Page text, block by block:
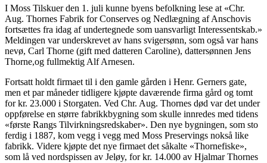
I Moss Tilskuer den 1. juli kunne byens befolkning lese at «Chr.
Aug. Thornes Fabrik for Conserves og Nedlægning af Anschovis
fortsættes fra idag af undertegnede som uansvarligt Interessentskab.»
Meldingen var underskrevet av hans svigersønn, som også var hans
nevø, Carl Thorne (gift med datteren Caroline), dattersønnen Jens
Thorne,og fullmektig Alf Arnesen.
Fortsatt holdt firmaet til i den gamle gården i Henr. Gerners gate,
men et par måneder tidligere kjøpte daværende firma gård og tomt
for kr. 23.000 i Storgaten. Ved Chr. Aug. Thornes død var det under
oppførelse en større fabrikkbygning som skulle innredes med tidens
«første Rangs Tilvirkningsredskaber». Den nye bygningen, som sto
ferdig i 1887, kom vegg i vegg med Moss Preservings nokså like
fabrikk. Videre kjøpte det nye firmaet det såkalte «Thornefiske»,
som lå ved nordspissen av Jeløy, for kr. 14.000 av Hjalmar Thornes